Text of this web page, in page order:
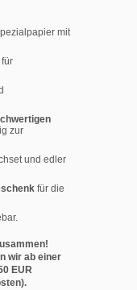
mit
zur
und edler
für die
wir ab einer
EUR